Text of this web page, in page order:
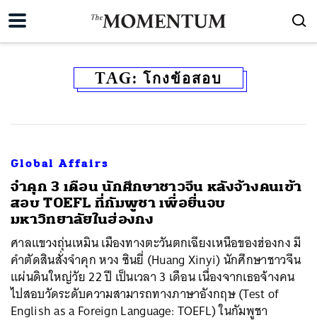
TAG: โกงข้อสอบ
Global Affairs
จำคุก 3 เดือน นักศึกษาชาวจีน หลังจ้างคนเข้า
สอบ TOEFL ที่กัมพูชา เพื่อยื่นจบ
มหาวิทยาลัยในฮ่องกง
ศาลแขวงถุ่นเหมิน เมืองทางตะวันตกเฉียงเหนือของฮ่องกง มี
คำตัดสินสั่งจำคุก หวง ซินยี่ (Huang Xinyi) นักศึกษาชาวจีน
แผ่นดินใหญ่วัย 22 ปี เป็นเวลา 3 เดือน เนื่องจากเธอจ้างคน
ไปสอบวัดระดับความสามารถทางภาษาอังกฤษ (Test of
English as a Foreign Language: TOEFL) ในกัมพูชา